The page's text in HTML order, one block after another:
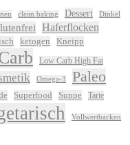
clean baking Dessert
Dinkel
Haferflocken
ketogen Kneipp
Low Carb High Fat
Omega-3 Paleo
Superfood Suppe Tarte
Vollwertbacken